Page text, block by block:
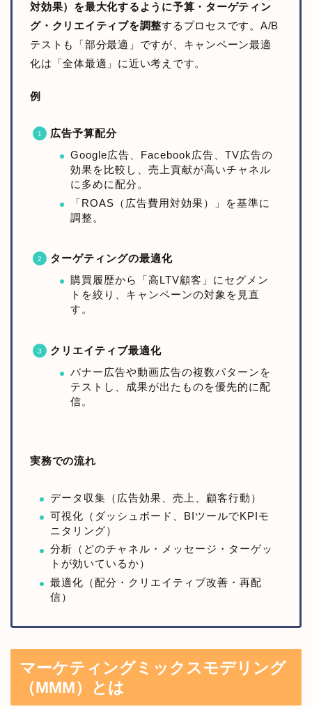
対効果）を最大化するように予算・ターゲティン
グ・クリエイティブを調整するプロセスです。A/B
テストも「部分最適」ですが、キャンペーン最適
化は「全体最適」に近い考えです。
例
広告予算配分
Google広告、Facebook広告、TV広告の
効果を比較し、売上貢献が高いチャネル
に多めに配分。
「ROAS（広告費用対効果）」を基準に
調整。
ターゲティングの最適化
購買履歴から「高LTV顧客」にセグメン
トを絞り、キャンペーンの対象を見直
す。
クリエイティブ最適化
バナー広告や動画広告の複数パターンを
テストし、成果が出たものを優先的に配
信。
実務での流れ
データ収集（広告効果、売上、顧客行動）
可視化（ダッシュボード、BIツールでKPIモ
ニタリング）
分析（どのチャネル・メッセージ・ターゲッ
トが効いているか）
最適化（配分・クリエイティブ改善・再配
信）
マーケティングミックスモデリング
（MMM）とは